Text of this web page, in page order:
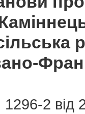
1296-2 від